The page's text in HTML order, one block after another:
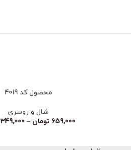
محصول کد 4019
شال و روسری
659,000 تومان –
349,000